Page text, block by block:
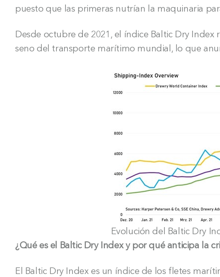
puesto que las primeras nutrían la maquinaria
Desde octubre de 2021, el índice Baltic Dry
seno del transporte marítimo mundial, lo que
Evolución del Baltic Dry
¿Qué es el Baltic Dry Index y por qué anticipa la
El Baltic Dry Index es un índice de los fletes